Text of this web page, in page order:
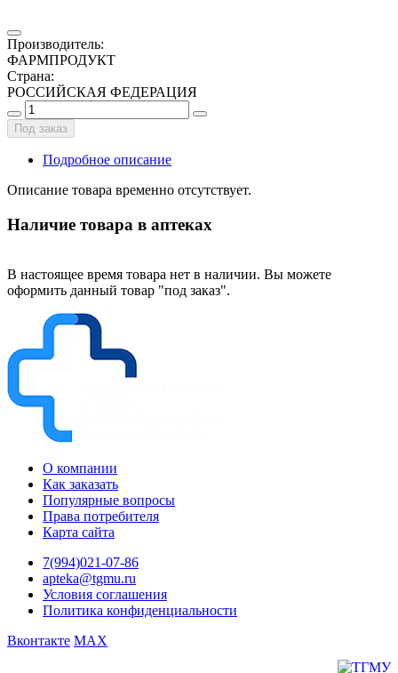
Производитель:
ФАРМПРОДУКТ
Страна:
РОССИЙСКАЯ ФЕДЕРАЦИЯ
Под заказ
Подробное описание
Описание товара временно отсутствует.
Наличие товара в аптеках
В настоящее время товара нет в наличии. Вы можете
оформить данный товар "под заказ".
О компании
Как заказать
Популярные вопросы
Права потребителя
Карта сайта
7(994)021-07-86
apteka@tgmu.ru
Условия соглашения
Политика конфиденциальности
Вконтакте MAX